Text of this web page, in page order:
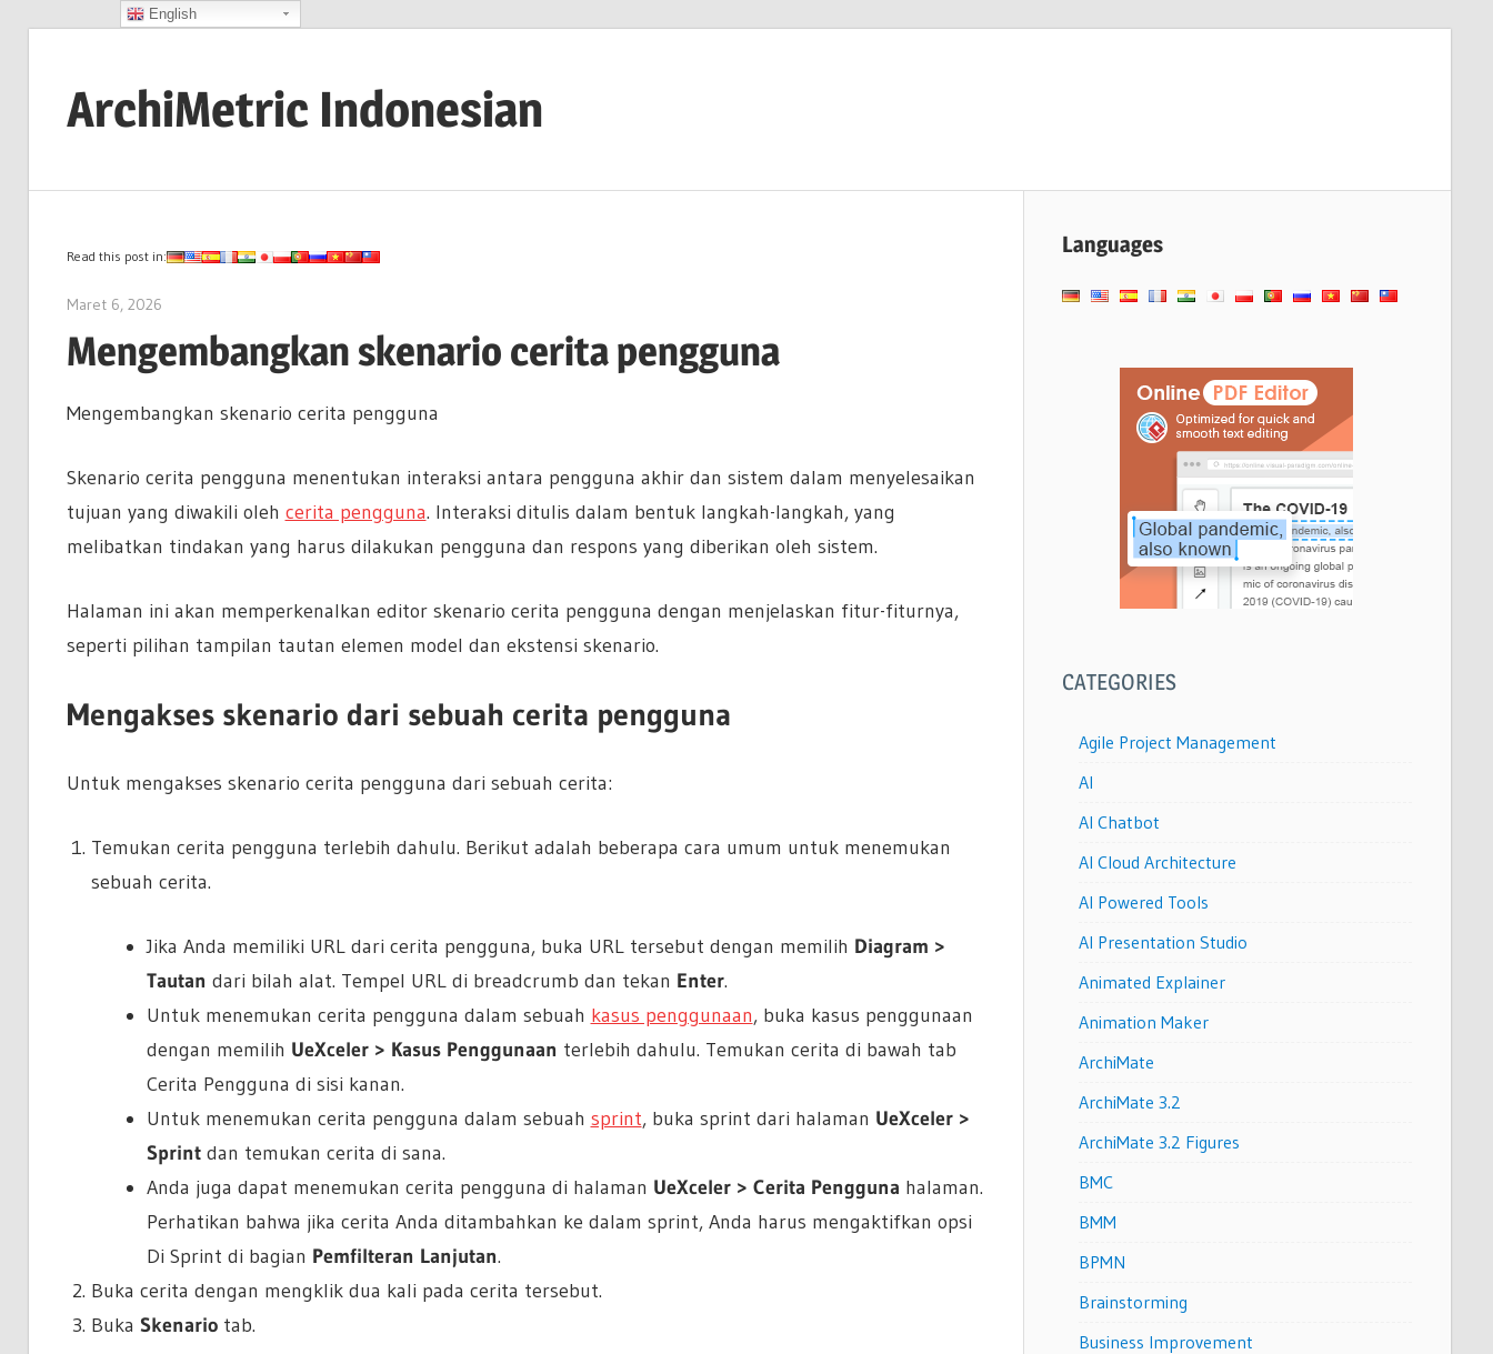
contentArchiMetric Indonesian
Dev
Scrum,
More
Read this post in:
Maret 6, 2026
Mengembangkan skenario cerita pengguna
Mengembangkan skenario cerita pengguna
Skenario cerita pengguna menentukan interaksi antara pengguna akhir dan sistem dalam menyelesaikan
tujuan yang diwakili oleh cerita pengguna. Interaksi ditulis dalam bentuk langkah-langkah, yang
melibatkan tindakan yang harus dilakukan pengguna dan respons yang diberikan oleh sistem.
Halaman ini akan memperkenalkan editor skenario cerita pengguna dengan menjelaskan fitur-fiturnya,
seperti pilihan tampilan tautan elemen model dan ekstensi skenario.
Mengakses skenario dari sebuah cerita pengguna
Untuk mengakses skenario cerita pengguna dari sebuah cerita:
Temukan cerita pengguna terlebih dahulu. Berikut adalah beberapa cara umum untuk menemukan
sebuah cerita.
Jika Anda memiliki URL dari cerita pengguna, buka URL tersebut dengan memilih Diagram >
Tautan dari bilah alat. Tempel URL di breadcrumb dan tekan Enter.
Untuk menemukan cerita pengguna dalam sebuah kasus penggunaan, buka kasus penggunaan
dengan memilih UeXceler > Kasus Penggunaan terlebih dahulu. Temukan cerita di bawah tab
Cerita Pengguna di sisi kanan.
Untuk menemukan cerita pengguna dalam sebuah sprint, buka sprint dari halaman UeXceler >
Sprintdan temukan cerita di sana.
Anda juga dapat menemukan cerita pengguna di halaman UeXceler > Cerita Pengguna halaman.
Perhatikan bahwa jika cerita Anda ditambahkan ke dalam sprint, Anda harus mengaktifkan opsi
Di Sprint di bagian Pemfilteran Lanjutan.
Buka cerita dengan mengklik dua kali pada cerita tersebut.
Buka Skenario tab.
Languages
CATEGORIES
Agile Project Management
AI
AI Chatbot
AI Cloud Architecture
AI Powered Tools
AI Presentation Studio
Animated Explainer
Animation Maker
ArchiMate
ArchiMate 3.2
ArchiMate 3.2 Figures
BMC
BMM
BPMN
Brainstorming
Business Improvement
English